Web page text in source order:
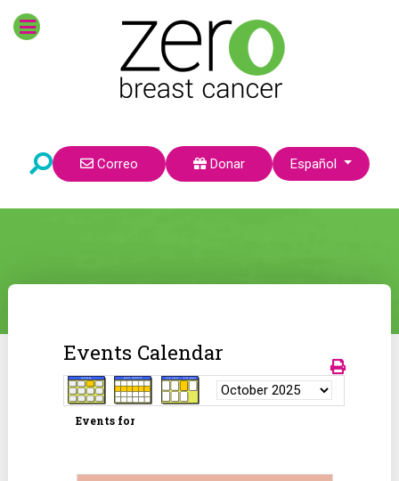
Correo Donar Seleccione su idioma
Español
Events Calendar
Events for